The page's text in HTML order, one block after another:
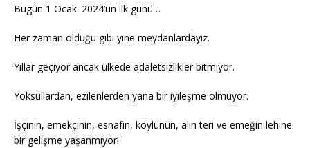
Bugün 1 Ocak. 2024’ün ilk günü…
Her zaman olduğu gibi yine meydanlardayız.
Yıllar geçiyor ancak ülkede adaletsizlikler bitmiyor.
Yoksullardan, ezilenlerden yana bir iyileşme olmuyor.
İşçinin, emekçinin, esnafın, köylünün, alın teri ve emeğin lehine
bir gelişme yaşanmıyor!